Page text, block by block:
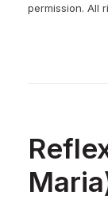
permission. All